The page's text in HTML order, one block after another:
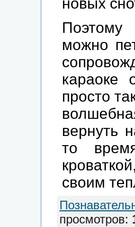
новых
можно
караоке
просто
вернуть
то
своим
просмотров: